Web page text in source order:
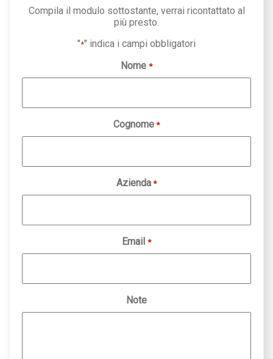
Compila il modulo sottostante, verrai ricontattato al
più presto.
"*" indica i campi obbligatori
Nome *
Cognome *
Azienda *
Email *
Note